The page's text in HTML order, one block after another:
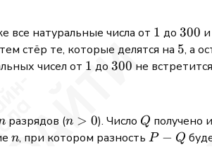
все натуральные числа от 1
1 до 300
300
стёр те, которые делятся на 5
5, а
чисел от 1
1 до 300
300 не
разрядов (n
>
n > 0). Число Q
Q получено
n
n, при котором разность P
P − Q